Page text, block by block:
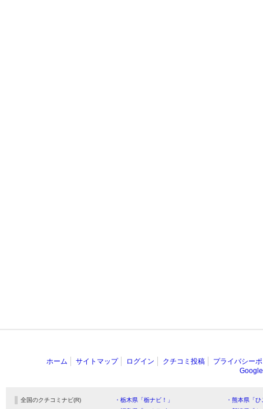
ホーム サイトマップ ログイン クチコミ投稿
プライバシー
全国のクチコミナビ(R) ・栃木県「栃ナビ！」
・熊本県「